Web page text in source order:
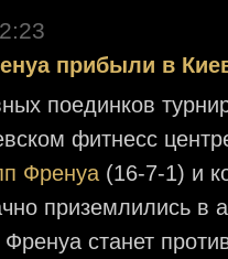
прибыли в
поединков
фитнесс
Френуа (16-7-1) и
приземлились в
станет